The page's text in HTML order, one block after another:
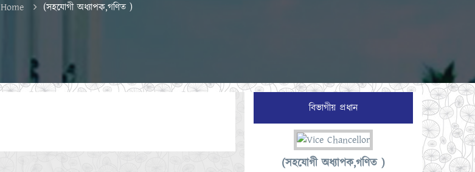
Home (সহযোগী অধ্যাপক,গণিত )
বিভাগীয় প্রধান
(সহযোগী অধ্যাপক,গণিত )